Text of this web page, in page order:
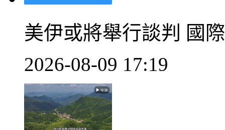
美伊或將舉行談判 國
2026-08-09 17:19